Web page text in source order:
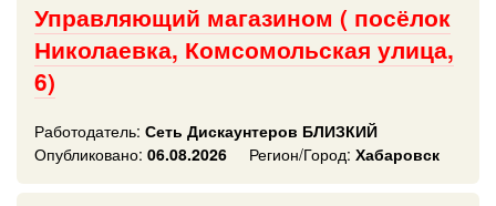
Управляющий магазином ( посёлок
Николаевка, Комсомольская улица,
6)
Работодатель: Сеть Дискаунтеров БЛИЗКИЙ
Опубликовано: 06.08.2026 Регион/Город: Хабаровск